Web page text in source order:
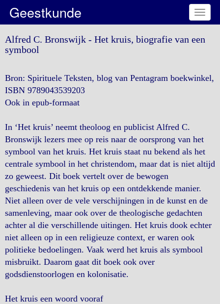
Toggle
Geestkunde
Alfred C. Bronswijk - Het kruis, biografie van een
symbool
Bron: Spirituele Teksten, blog van Pentagram boekwinkel,
ISBN 9789043539203
Ook in epub-formaat
In ‘Het kruis’ neemt theoloog en publicist Alfred C.
Bronswijk lezers mee op reis naar de oorsprong van het
symbool van het kruis. Het kruis staat nu bekend als het
centrale symbool in het christendom, maar dat is niet altijd
zo geweest. Dit boek vertelt over de bewogen
geschiedenis van het kruis op een ontdekkende manier.
Niet alleen over de vele verschijningen in de kunst en de
samenleving, maar ook over de theologische gedachten
achter al die verschillende uitingen. Het kruis dook echter
niet alleen op in een religieuze context, er waren ook
politieke bedoelingen. Vaak werd het kruis als symbool
misbruikt. Daarom gaat dit boek ook over
godsdienstoorlogen en kolonisatie.
Het kruis een woord vooraf